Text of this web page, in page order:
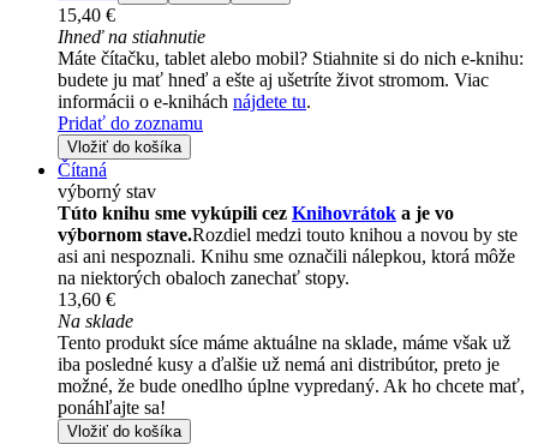
15,40 €
Ihneď na stiahnutie
Máte čítačku, tablet alebo mobil? Stiahnite si do nich e-knihu:
budete ju mať hneď a ešte aj ušetríte život stromom. Viac
informácii o e-knihách nájdete tu.
Pridať do zoznamu
Vložiť do košíka
Čítaná
výborný stav
Túto knihu sme vykúpili cez Knihovrátok a je vo
výbornom stave.Rozdiel medzi touto knihou a novou by ste
asi ani nespoznali. Knihu sme označili nálepkou, ktorá môže
na niektorých obaloch zanechať stopy.
13,60 €
Na sklade
Tento produkt síce máme aktuálne na sklade, máme však už
iba posledné kusy a ďalšie už nemá ani distribútor, preto je
možné, že bude onedlho úplne vypredaný. Ak ho chcete mať,
ponáhľajte sa!
Vložiť do košíka